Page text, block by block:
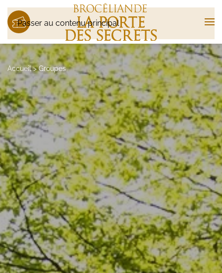
Passer au contenu principal
Accueil>Groupes